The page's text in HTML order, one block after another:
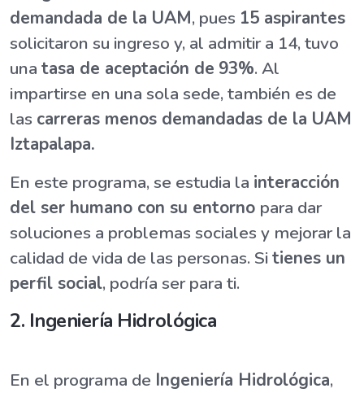
demandada de la UAM, pues 15 aspirantes
solicitaron su ingreso y, al admitir a 14, tuvo
una tasa de aceptación de 93%. Al
impartirse en una sola sede, también es de
las carreras menos demandadas de la UAM
Iztapalapa.
En este programa, se estudia la interacción
del ser humano con su entorno para dar
soluciones a problemas sociales y mejorar la
calidad de vida de las personas. Si tienes un
perfil social, podría ser para ti.
2. Ingeniería Hidrológica
En el programa de Ingeniería Hidrológica,